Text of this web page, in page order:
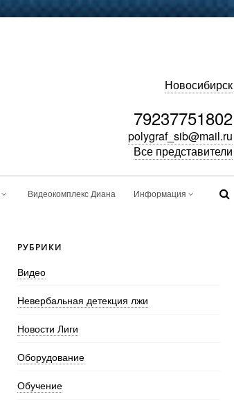
Новосибирск
79237751802
polygraf_sib@mail.ru
Все представители
Видеокомплекс Диана Информация
РУБРИКИ
Видео
Невербальная детекция лжи
Новости Лиги
Оборудование
Обучение